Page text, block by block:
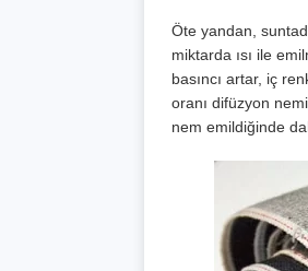
Öte yandan,
miktarda ısı ile
basıncı artar, iç
oranı difüzyon
nem emildiğinde